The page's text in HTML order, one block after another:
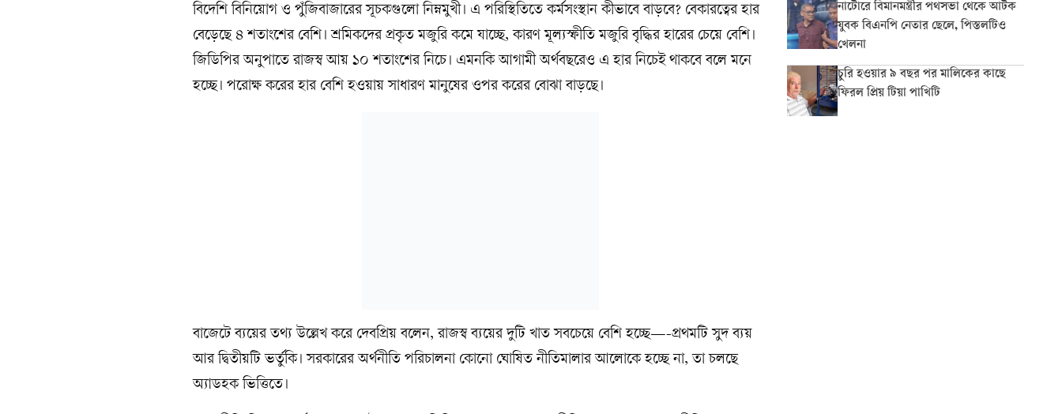
বিদেশি বিনিয়োগ ও পুঁজিবাজারের সূচকগুলো নিম্নমুখী। এ পরিস্থিতিতে কর্মসংস্থান কীভাবে বাড়বে? বেকারত্বের হার
বেড়েছে ৪ শতাংশের বেশি। শ্রমিকদের প্রকৃত মজুরি কমে যাচ্ছে, কারণ মূল্যস্ফীতি মজুরি বৃদ্ধির হারের চেয়ে বেশি।
জিডিপির অনুপাতে রাজস্ব আয় ১০ শতাংশের নিচে। এমনকি আগামী অর্থবছরেও এ হার নিচেই থাকবে বলে মনে
হচ্ছে। পরোক্ষ করের হার বেশি হওয়ায় সাধারণ মানুষের ওপর করের বোঝা বাড়ছে।
বাজেটে ব্যয়ের তথ্য উল্লেখ করে দেবপ্রিয় বলেন, রাজস্ব ব্যয়ের দুটি খাত সবচেয়ে বেশি হচ্ছে—-প্রথমটি সুদ ব্যয়
আর দ্বিতীয়টি ভর্তুকি। সরকারের অর্থনীতি পরিচালনা কোনো ঘোষিত নীতিমালার আলোকে হচ্ছে না, তা চলছে
অ্যাডহক ভিত্তিতে।
নাটোরে বিমানমন্ত্রীর পথসভা থেকে আটক
যুবক বিএনপি নেতার ছেলে, পিস্তলটিও
খেলনা
চুরি হওয়ার ৯ বছর পর মালিকের কাছে
ফিরল প্রিয় টিয়া পাখিটি